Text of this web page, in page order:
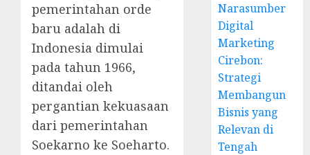
pemerintahan orde
baru adalah di
Indonesia dimulai
pada tahun 1966,
ditandai oleh
pergantian kekuasaan
dari pemerintahan
Soekarno ke Soeharto.
Narasumber
Digital
Marketing
Cirebon:
Strategi
Membangun
Bisnis yang
Relevan di
Tengah